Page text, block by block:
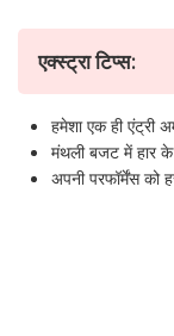
एक्स्ट्रा टिप्स:
हमेशा एक ही एंट्री
मंथली बजट में हार
अपनी परफॉर्मेंस को